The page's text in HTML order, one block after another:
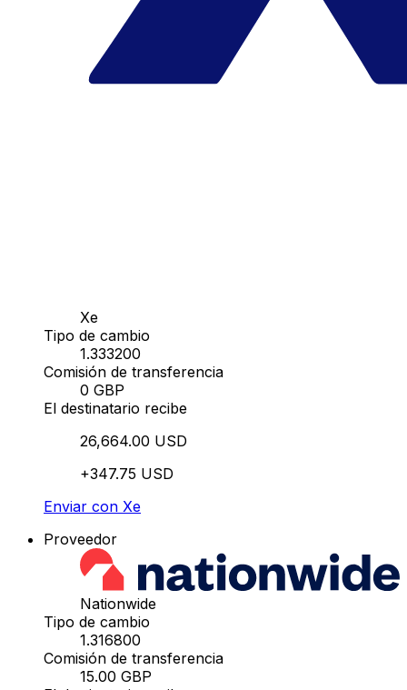
Xe
Tipo de cambio
1.333200
Comisión de transferencia
0 GBP
El destinatario recibe
26,664.00 USD
+347.75 USD
Enviar con Xe
Proveedor
Nationwide
Tipo de cambio
1.316800
Comisión de transferencia
15.00 GBP